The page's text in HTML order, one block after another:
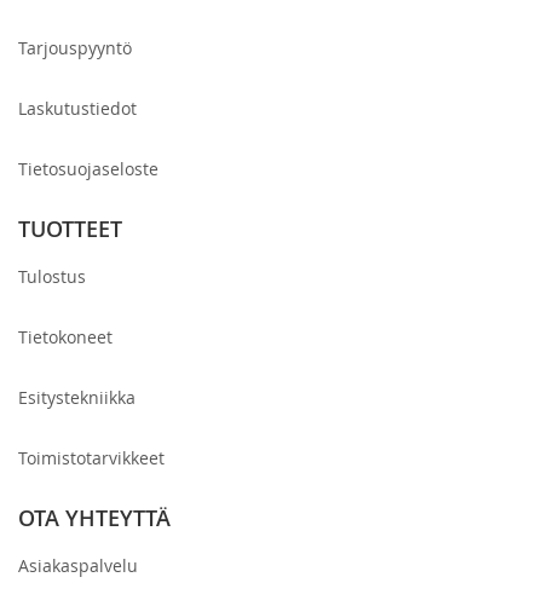
Tarjouspyyntö
Laskutustiedot
Tietosuojaseloste
TUOTTEET
Tulostus
Tietokoneet
Esitystekniikka
Toimistotarvikkeet
OTA YHTEYTTÄ
Asiakaspalvelu